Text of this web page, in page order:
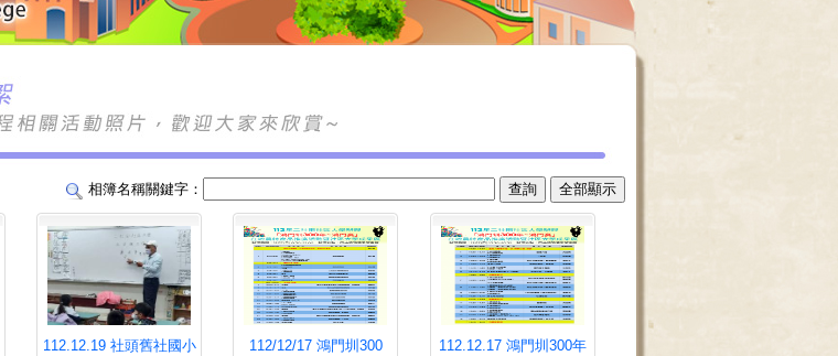
相簿名稱關鍵字：
112.12.19 社頭舊社國小
112/12/17 鴻門圳300
112.12.17 鴻門圳300年